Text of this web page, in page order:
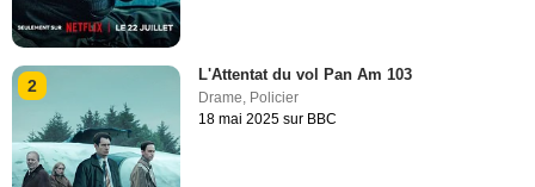
2
L'Attentat du vol Pan Am 103
Drame, Policier
18 mai 2025 sur BBC